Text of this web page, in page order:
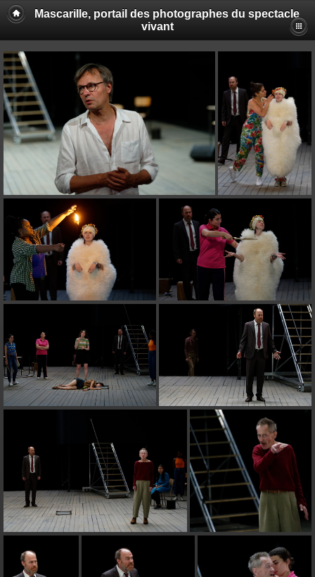
Mascarille, portail des photographes du spectacle
vivant